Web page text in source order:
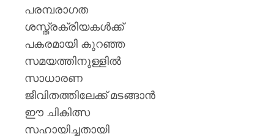
പരമ്പരാഗത
ശസ്ത്രക്രിയകൾക്ക്
പകരമായി കുറഞ്ഞ
സമയത്തിനുള്ളിൽ
സാധാരണ
ജീവിതത്തിലേക്ക് മടങ്ങാൻ
ഈ ചികിത്സ
സഹായിച്ചതായി